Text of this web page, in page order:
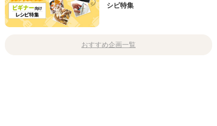
シピ特集
おすすめ企画一覧